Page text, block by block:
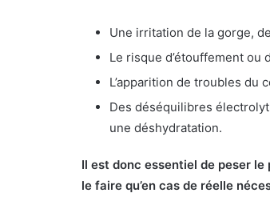
Une irritation de la gorge,
Le risque d’étouffement
L’apparition de troubles
Des déséquilibres
une déshydratation.
Il est donc essentiel de peser
le faire qu’en cas de réelle